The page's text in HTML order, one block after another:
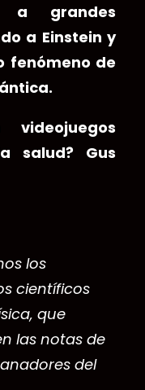
a grandes
a Einstein y
fenómeno de
salud? Gus
los
científicos
que
las notas de
del